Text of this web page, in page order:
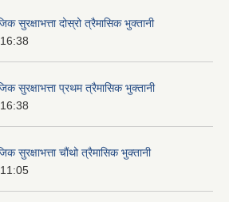
दोस्रो त्रैमासिक भुक्तानी
सुरक्षाभत्ता प्रथम त्रैमासिक भुक्तानी
सुरक्षाभत्ता चौंथो त्रैमासिक भुक्तानी